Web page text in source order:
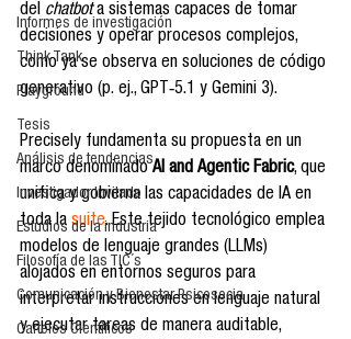
Informes de investigación
Think Tank
Playground
Tesis
Análisis de tendencias
Investigador Invitado
Estudios de la industria
Filosofía de las TIC´s
Comunicación y Bienestar Psicosocia
Carteles Científicos
del chatbot a sistemas capaces de tomar
decisiones y operar procesos complejos,
como ya se observa en soluciones de código
generativo (p. ej., GPT‑5.1 y Gemini 3).
Precisely fundamenta su propuesta en un
marco denominado AI and Agentic Fabric, que
unifica y gobierna las capacidades de IA en
toda la suite. Este tejido tecnológico emplea
modelos de lenguaje grandes (LLMs)
alojados en entornos seguros para
interpretar instrucciones en lenguaje natural
y ejecutar tareas de manera auditable,